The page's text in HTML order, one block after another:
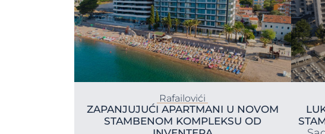
Rafailovići
ZAPANJUJUĆI APARTMANI U NOVOM
STAMBENOM KOMPLEKSU OD